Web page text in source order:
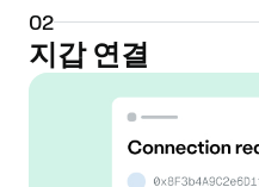
02
지갑 연결